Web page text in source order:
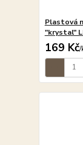
Plastová
"krystal"
169 Kč/